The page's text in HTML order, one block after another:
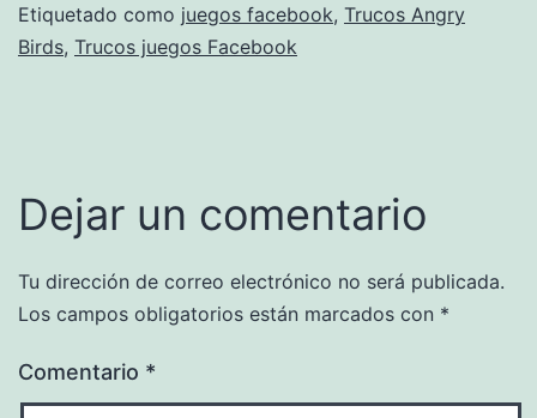
Etiquetado como juegos facebook, Trucos Angry
Birds, Trucos juegos Facebook
Dejar un comentario
Tu dirección de correo electrónico no será publicada.
Los campos obligatorios están marcados con *
Comentario *